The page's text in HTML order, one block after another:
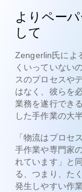
よりペー
して
Zengerlin氏によ
くいっていない
スのプロセスや
はなく、彼らを
業務を遂行でき
した手作業の大
「物流はプロセ
手作業や専門家
れています」と
る、つまり、た
発生しやすい作